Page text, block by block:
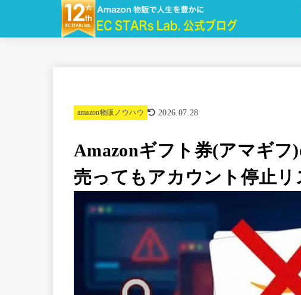
amazon物販ノウハウ 2026.07.28
Amazonギフト券(アマギフ
売ってもアカウント停止リ